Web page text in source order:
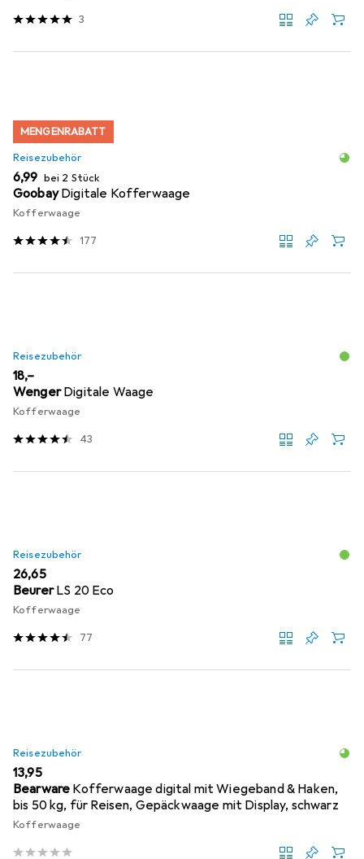
3
MENGENRABATT
Reisezubehör
EUR
6,99 bei 2 Stück
Goobay Digitale Kofferwaage
Kofferwaage
177
Reisezubehör
EUR
18,–
Wenger Digitale Waage
Kofferwaage
43
Reisezubehör
EUR
26,65
Beurer LS 20 Eco
Kofferwaage
77
Reisezubehör
EUR
13,95
Bearware Kofferwaage digital mit Wiegeband & Haken,
bis 50 kg, für Reisen, Gepäckwaage mit Display, schwarz
Kofferwaage